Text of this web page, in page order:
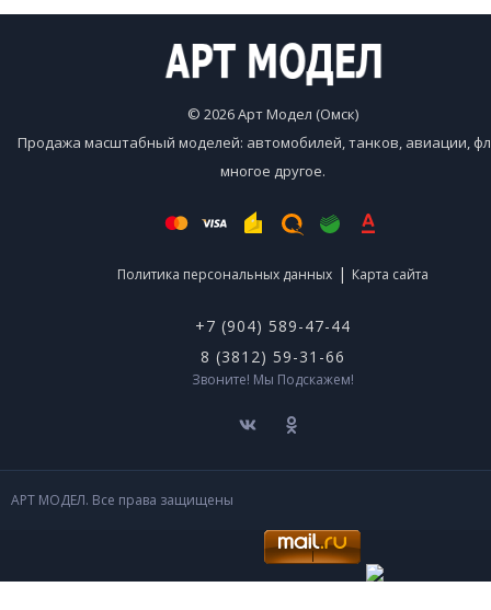
© 2026 Арт Модел (Омск)
Продажа масштабный моделей: автомобилей, танков, авиации,
многое другое.
Политика персональных данных | Карта сайта
+7 (904) 589-47-44
8 (3812) 59-31-66
Звоните! Мы Подскажем!
АРТ МОДЕЛ. Все права защищены